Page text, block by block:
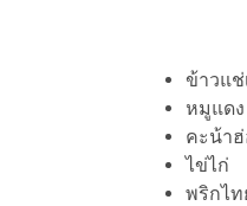
ข้าวแช่
หมูแดง
คะน้าฮ่
ไข่ไก่
พริกไท